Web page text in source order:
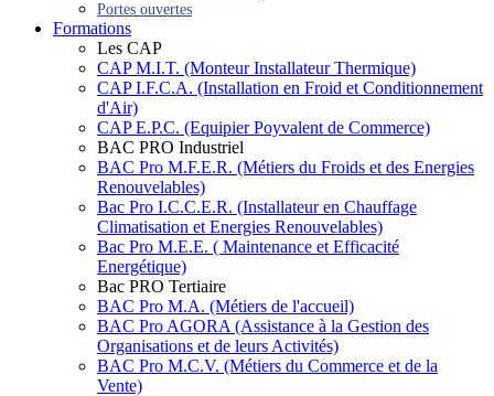
Portes ouvertes
Formations
Les CAP
CAP M.I.T. (Monteur Installateur Thermique)
CAP I.F.C.A. (Installation en Froid et Conditionnement
d'Air)
CAP E.P.C. (Equipier Poyvalent de Commerce)
BAC PRO Industriel
BAC Pro M.F.E.R. (Métiers du Froids et des Energies
Renouvelables)
Bac Pro I.C.C.E.R. (Installateur en Chauffage
Climatisation et Energies Renouvelables)
Bac Pro M.E.E. ( Maintenance et Efficacité
Energétique)
Bac PRO Tertiaire
BAC Pro M.A. (Métiers de l'accueil)
BAC Pro AGORA (Assistance à la Gestion des
Organisations et de leurs Activités)
BAC Pro M.C.V. (Métiers du Commerce et de la
Vente)